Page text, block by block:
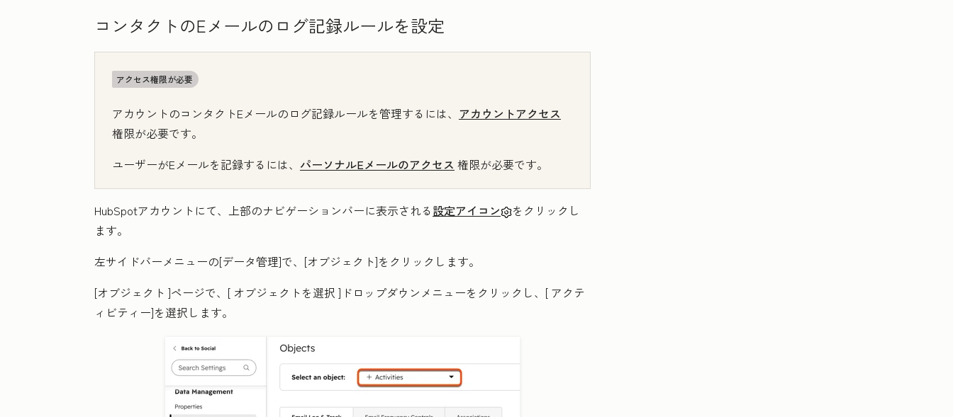
コンタクトのEメールのログ記録ルールを設定
アクセス権限が必要
アカウントのコンタクトEメールのログ記録ルールを管理するには、 アカウントアクセス
権限が必要です。
ユーザーがEメールを記録するには、 パーソナルEメールのアクセス 権限が必要です。
HubSpotアカウントにて、上部のナビゲーションバーに表示される設定アイコン
をクリックし
ます。
左サイドバーメニューの[データ管理]で、[オブジェクト]をクリックします。
[オブジェクト ]ページで、[ オブジェクトを選択 ]ドロップダウンメニューをクリックし、[ アクテ
ィビティー]を選択します。